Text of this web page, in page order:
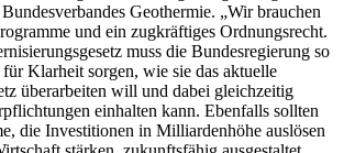
Geothermie. „Wir brauchen
und ein zugkräftiges Ordnungsrecht.
muss die Bundesregierung so
Klarheit sorgen, wie sie das aktuelle
überarbeiten will und dabei gleichzeitig
einhalten kann. Ebenfalls sollten
die Investitionen in Milliardenhöhe auslösen